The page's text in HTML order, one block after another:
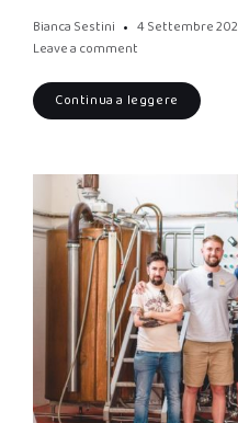
Bianca Sestini 4 Settembre
Leave a comment
Continua a leggere